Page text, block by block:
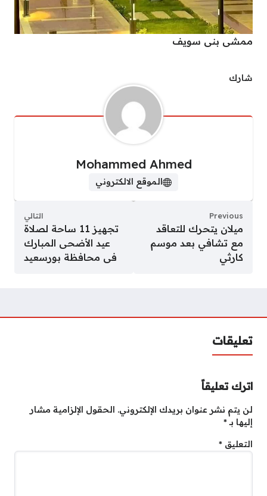
ممشى بنى سويف
شارك
Mohammed Ahmed
الموقع الالكتروني
Previous
ميلان يتحرك للتعاقد
مع تشافي بعد موسم
كارثي
التالي
تجهيز 11 ساحة لصلاة
عيد الأضحى المبارك
فى محافظة بورسعيد
تعليقات
اترك تعليقاً
لن يتم نشر عنوان بريدك الإلكتروني. الحقول الإلزامية مشار
إليها بـ*
التعليق *